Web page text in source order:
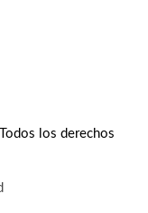
los derechos